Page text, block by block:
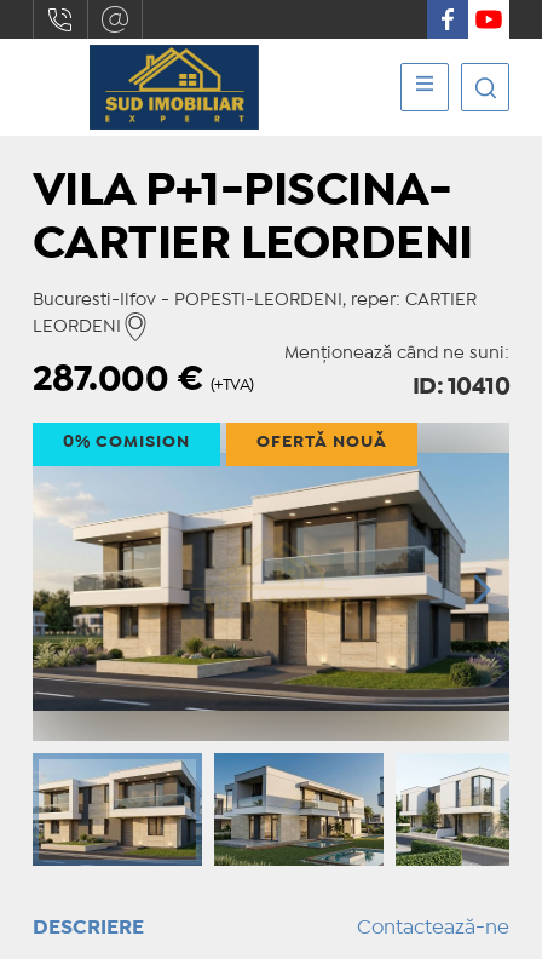
VILA P+1-PISCINA-
CARTIER LEORDENI
Bucuresti-Ilfov - POPESTI-LEORDENI, reper: CARTIER
LEORDENI
Menționează când ne suni:
287.000 € (+TVA) ID: 10410
0% COMISION OFERTĂ NOUĂ
DESCRIERE Contactează-ne